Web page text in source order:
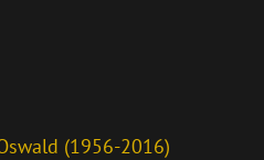
(1956-2016)